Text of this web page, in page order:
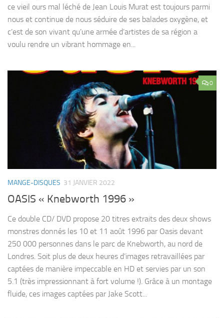
ce vieil ours mal léché de Jean Louis Murat est toujours parmi
nous et continue de nous séduire de ses balades oxygène, et
c’est de son vivant qu’une armée d’artistes de sa région a
voulu rendre un vibrant hommage en...
0
MANGE-DISQUES 31 JANVIER 2022
OASIS « Knebworth 1996 »
Ce double CD/ DVD propose 20 titres extraits des deux shows
monstres donnés les 10 et 11 août 1996 par Oasis devant
250 000 personnes dans le parc de Knebworth, au nord de
Londres. Soit plus de deux heures d’images retravaillées par
captées de manière impeccable en HD et servies par un son
5.1 (très impressionnant à fort volume !). Grâce à un montage
fluide, ces images captées par Jake Scott...